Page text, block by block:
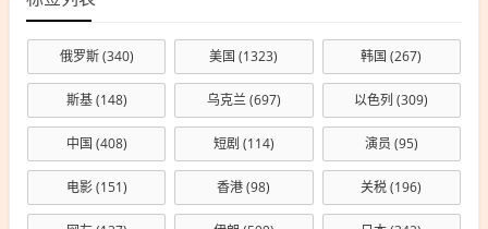
俄罗斯(340) 美国 (1323) 韩国 (267)
斯基(148) 乌克兰(697) 以色列 (309)
中国 (408) 短剧 (114) 演员 (95)
电影(151) 香港(98) 关税(196)